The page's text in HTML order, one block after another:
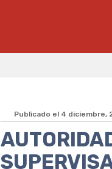
Publicado el 4 diciembre,